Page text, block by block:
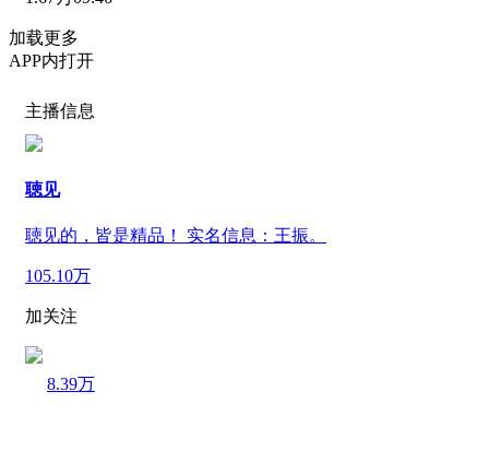
加载更多
APP内打开
主播信息
聴见
聴见的，皆是精品！ 实名信息：王振。
105.10万
加关注
8.39万